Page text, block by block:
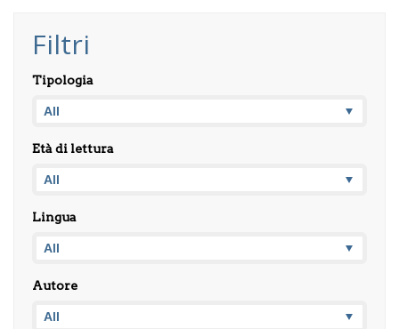
Filtri
Tipologia
Età di lettura
Lingua
Autore